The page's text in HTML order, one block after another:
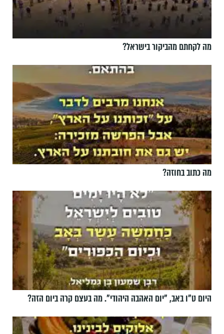
מה לקחתם מהביקור בישראל?
מה כתוב בחוזה?
היום ט"ו באב, ”יום האהבה היהודי". מה בעצם קרה ביום הזה?